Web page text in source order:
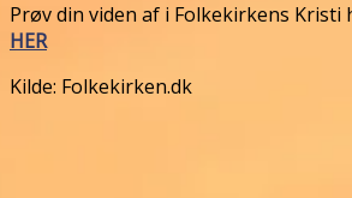
Prøv din viden af i Folkekirkens Kristi
HER
Kilde: Folkekirken.dk